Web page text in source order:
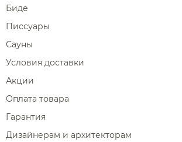
Биде
Писсуары
Сауны
Условия доставки
Акции
Оплата товара
Гарантия
Дизайнерам и архитекторам